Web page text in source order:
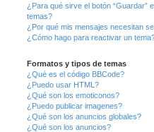
¿Para qué sirve el botón “Guardar”
temas?
¿Por qué mis mensajes necesitan
¿Cómo hago para reactivar un
Formatos y tipos de temas
¿Qué es el código BBCode?
¿Puedo usar HTML?
¿Qué son los emoticonos?
¿Puedo publicar imagenes?
¿Qué son los anuncios globales?
¿Qué son los anuncios?